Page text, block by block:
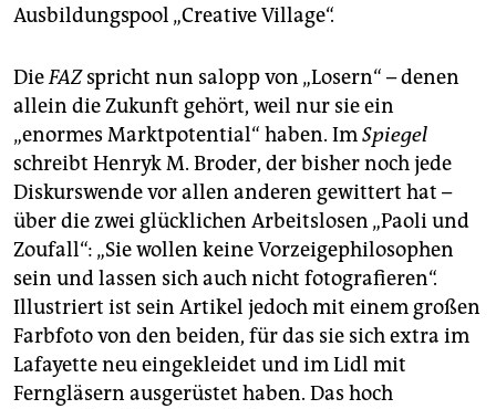
Ausbildungspool „Creative Village“.
DieFAZspricht nun salopp von „Losern“ – denen
allein die Zukunft gehört, weil nur sie ein
„enormes Marktpotential“ haben. ImSpiegel
schreibt Henryk M. Broder, der bisher noch jede
Diskurswende vor allen anderen gewittert hat –
über die zwei glücklichen Arbeitslosen „Paoli und
Zoufall“: „Sie wollen keine Vorzeigephilosophen
sein und lassen sich auch nicht fotografieren“.
Illustriert ist sein Artikel jedoch mit einem großen
Farbfoto von den beiden, für das sie sich extra im
Lafayette neu eingekleidet und im Lidl mit
Ferngläsern ausgerüstet haben. Das hoch